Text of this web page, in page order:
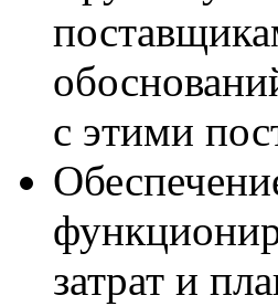
с этими
затрат и